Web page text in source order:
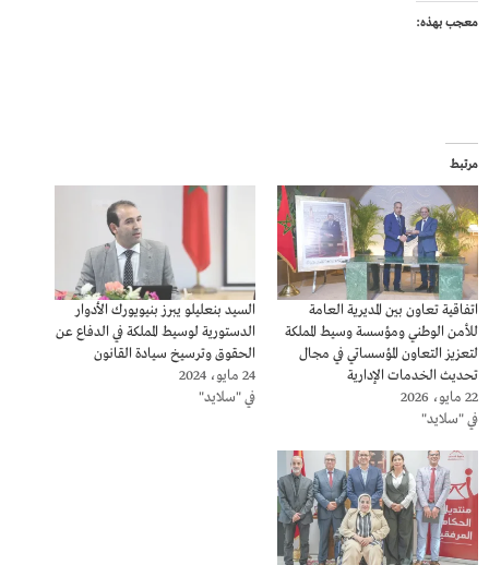
معجب بهذه:
مرتبط
اتفاقية تعاون بين المديرية العامة
للأمن الوطني ومؤسسة وسيط المملكة
لتعزيز التعاون المؤسساتي في مجال
تحديث الخدمات الإدارية
22 مايو، 2026
في "سلايد"
السيد بنعليلو يبرز بنيويورك الأدوار
الدستورية لوسيط المملكة في الدفاع عن
الحقوق وترسيخ سيادة القانون
24 مايو، 2024
في "سلايد"